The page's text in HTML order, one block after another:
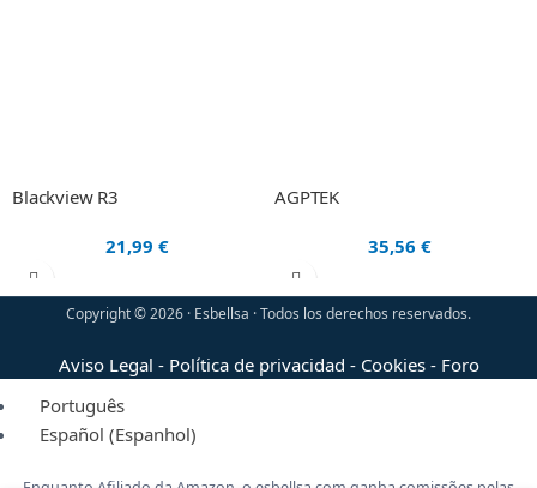
Blackview R3
21,99 €
AGPTEK
35,56 €
Copyright © 2026 · Esbellsa · Todos los derechos reservados.
Aviso Legal - Política de privacidad - Cookies- Foro
Português
Español (Espanhol)